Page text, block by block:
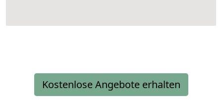
Kostenlose Angebote erhalten